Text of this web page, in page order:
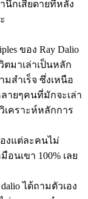
นึกเสียดายที่หลัง
ของ Ray Dalio
ตมาเล่าเป็นหลัก
สำเร็จ ซึ่งเหนือ
ลายๆคนที่มักจะเล่า
เคราะห์หลักการ
งแต่ละคนไม่
นเขา 100% เลย
ได้ถามตัวเอง